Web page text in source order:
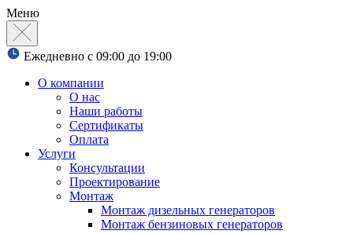
Меню
Ежедневно с 09:00 до 19:00
О компании
О нас
Наши работы
Сертификаты
Оплата
Услуги
Консультации
Проектирование
Монтаж
Монтаж дизельных генераторов
Монтаж бензиновых генераторов